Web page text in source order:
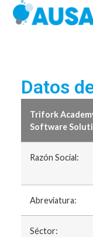
Datos
Trifork
Software
Razón Social:
Abreviatura:
Séctor: